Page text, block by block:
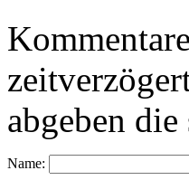
abgeben
Name: